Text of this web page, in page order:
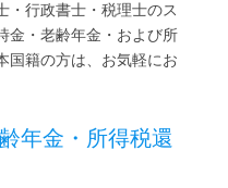
・行政書士・税理士のス
金・老齢年金・および所
国籍の方は、お気軽にお
年金・所得税還